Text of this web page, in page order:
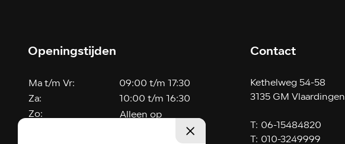
Openingstijden
Ma t/m Vr:
09:00 t/m 17:30
Za:
10:00 t/m 16:30
Zo:
Alleen op
Contact
Kethelweg 54-58
3135 GM Vlaardingen
T: 06-15484820
T: 010-3249999